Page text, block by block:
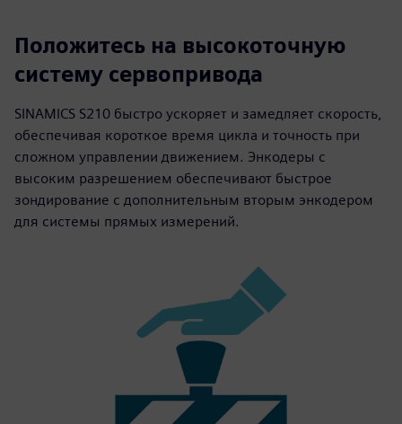
Положитесь на высокоточную
систему сервопривода
SINAMICS S210 быстро ускоряет и замедляет скорость,
обеспечивая короткое время цикла и точность при
сложном управлении движением. Энкодеры с
высоким разрешением обеспечивают быстрое
зондирование с дополнительным вторым энкодером
для системы прямых измерений.